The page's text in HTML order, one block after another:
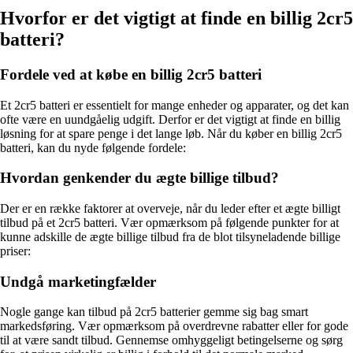
Hvorfor er det vigtigt at finde en billig 2cr5
batteri?
Fordele ved at købe en billig 2cr5 batteri
Et 2cr5 batteri er essentielt for mange enheder og apparater, og det kan
ofte være en uundgåelig udgift. Derfor er det vigtigt at finde en billig
løsning for at spare penge i det lange løb. Når du køber en billig 2cr5
batteri, kan du nyde følgende fordele:
Hvordan genkender du ægte billige tilbud?
Der er en række faktorer at overveje, når du leder efter et ægte billigt
tilbud på et 2cr5 batteri. Vær opmærksom på følgende punkter for at
kunne adskille de ægte billige tilbud fra de blot tilsyneladende billige
priser:
Undgå marketingfælder
Nogle gange kan tilbud på 2cr5 batterier gemme sig bag smart
markedsføring. Vær opmærksom på overdrevne rabatter eller for gode
til at være sandt tilbud. Gennemse omhyggeligt betingelserne og sørg